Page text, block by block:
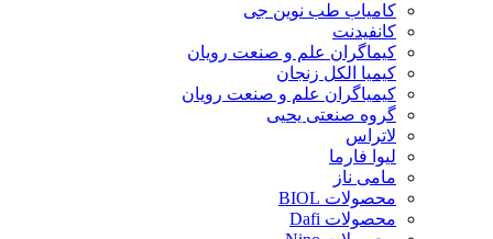
کامیاب طب نوین جی
کانفیدنت
کیماگران علم و صنعت رویان
کیمیا الکل زنجان
کیمیاگران علم و صنعت رویان
گروه صنعتی یحیی
لاتراس
لیوا فارما
مامی ناز
محصولات BIOL
محصولات Dafi